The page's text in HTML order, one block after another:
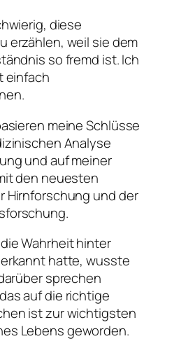
diese
erzählen, weil sie dem
so fremd ist. Ich
einfach
meine Schlüsse
Analyse
und auf meiner
den neuesten
Hirnforschung und der
Wahrheit hinter
hatte, wusste
sprechen
auf die richtige
ist zur wichtigsten
Lebens geworden.